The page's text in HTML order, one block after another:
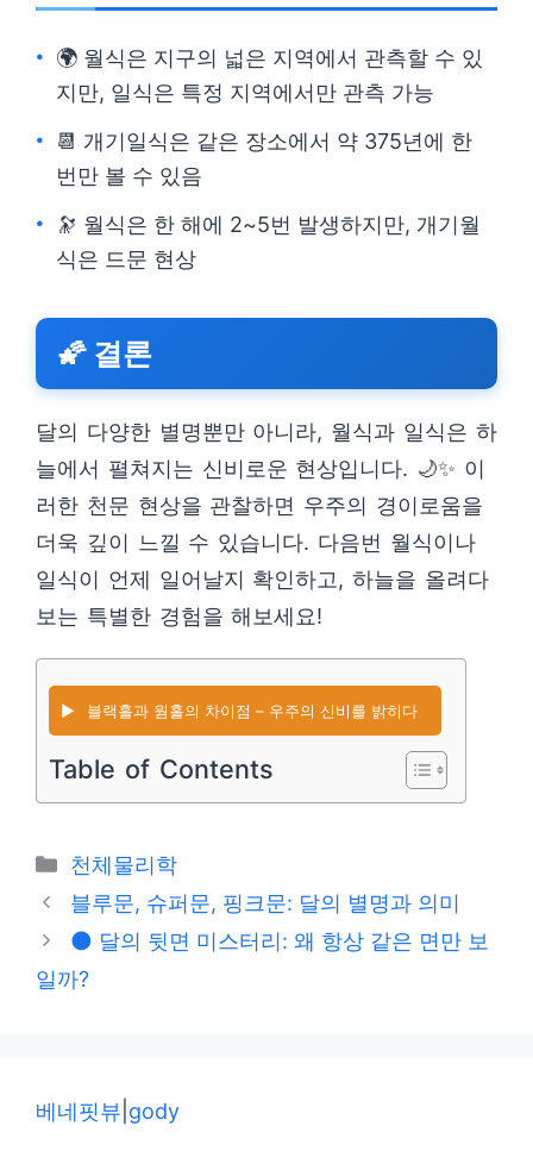
🌍 월식은 지구의 넓은 지역에서 관측할 수 있
지만, 일식은 특정 지역에서만 관측 가능
📆 개기일식은 같은 장소에서 약 375년에 한
번만 볼 수 있음
🔭 월식은 한 해에 2~5번 발생하지만, 개기월
식은 드문 현상
🌠 결론
달의 다양한 별명뿐만 아니라, 월식과 일식은 하
늘에서 펼쳐지는 신비로운 현상입니다. 🌙✨ 이
러한 천문 현상을 관찰하면 우주의 경이로움을
더욱 깊이 느낄 수 있습니다. 다음번 월식이나
일식이 언제 일어날지 확인하고, 하늘을 올려다
보는 특별한 경험을 해보세요!
▶️ 블랙홀과 웜홀의 차이점 – 우주의 신비를 밝히다
Table of Contents
카
테
고
리
천체물리학
블루문, 슈퍼문, 핑크문: 달의 별명과 의미
🌑 달의 뒷면 미스터리: 왜 항상 같은 면만 보
일까?
베네핏뷰 gody